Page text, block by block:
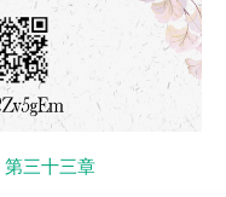
三十三章